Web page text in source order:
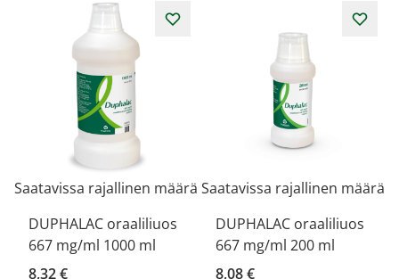
Saatavissa rajallinen määrä
DUPHALAC oraaliliuos
667 mg/ml 1000 ml
8,32 €
Saatavissa rajallinen määrä
DUPHALAC oraaliliuos
667 mg/ml 200 ml
8,08 €